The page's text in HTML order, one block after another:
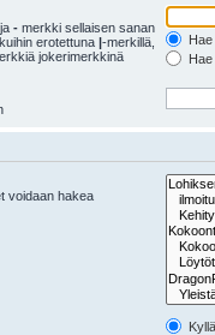
- merkki sellaisen sanan
erotettuna |-merkillä,
jokerimerkkinä
voidaan hakea